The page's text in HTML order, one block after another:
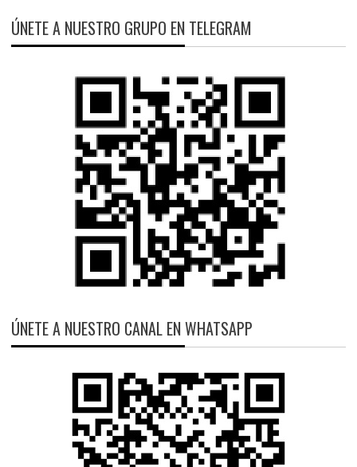
ÚNETE A NUESTRO GRUPO EN TELEGRAM
ÚNETE A NUESTRO CANAL EN WHATSAPP